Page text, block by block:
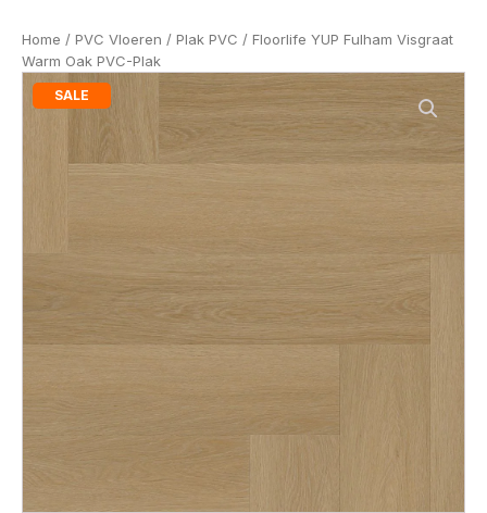
Home / PVC Vloeren / Plak PVC / Floorlife YUP Fulham Visgraat
Warm Oak PVC-Plak
SALE